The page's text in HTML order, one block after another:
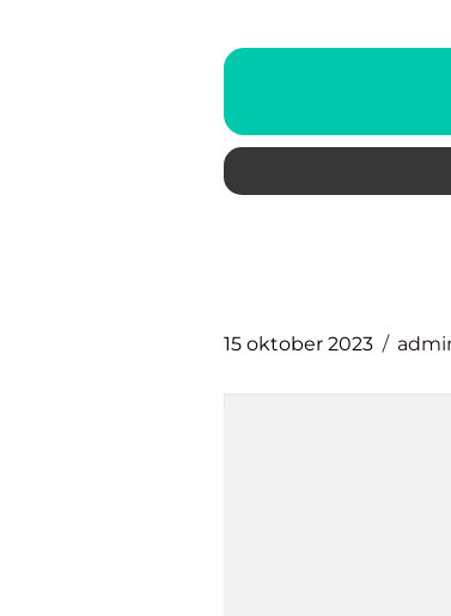
15 oktober 2023